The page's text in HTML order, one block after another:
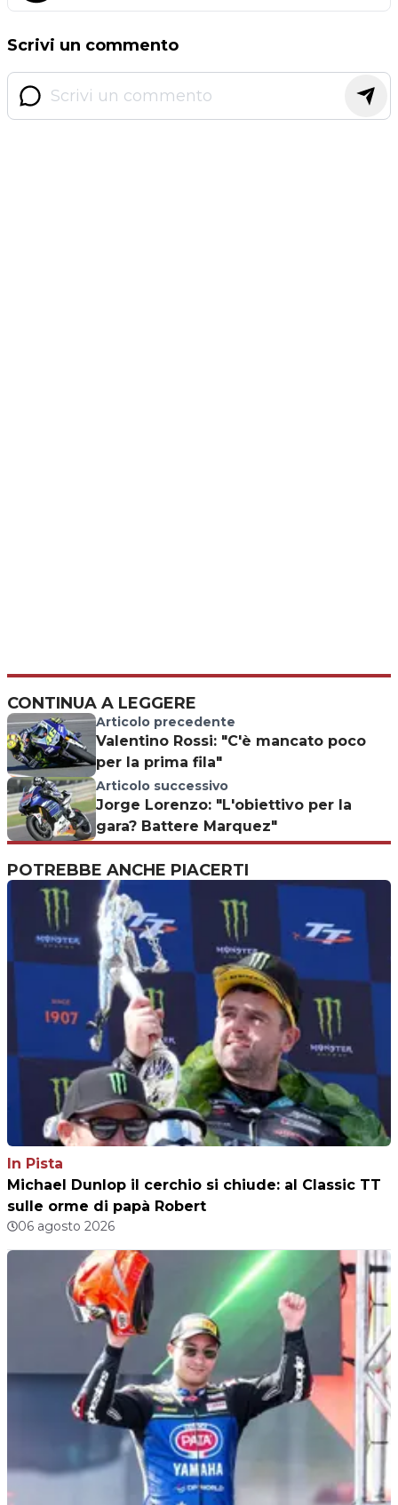
Scrivi un commento
CONTINUA A LEGGERE
Articolo precedente
Valentino Rossi: "C'è mancato poco
per la prima fila"
Articolo successivo
Jorge Lorenzo: "L'obiettivo per la
gara? Battere Marquez"
POTREBBE ANCHE PIACERTI
In Pista
Michael Dunlop il cerchio si chiude: al Classic TT
sulle orme di papà Robert
06 agosto 2026